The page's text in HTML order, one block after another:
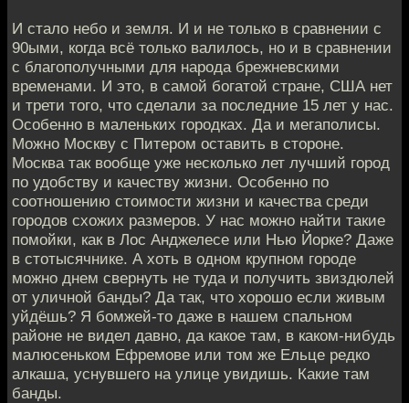
И стало небо и земля. И и не только в сравнении с
90ыми, когда всё только валилось, но и в сравнении
с благополучными для народа брежневскими
временами. И это, в самой богатой стране, США нет
и трети того, что сделали за последние 15 лет у нас.
Особенно в маленьких городках. Да и мегаполисы.
Можно Москву с Питером оставить в стороне.
Москва так вообще уже несколько лет лучший город
по удобству и качеству жизни. Особенно по
соотношению стоимости жизни и качества среди
городов схожих размеров. У нас можно найти такие
помойки, как в Лос Анджелесе или Нью Йорке? Даже
в стотысячнике. А хоть в одном крупном городе
можно днем свернуть не туда и получить звиздюлей
от уличной банды? Да так, что хорошо если живым
уйдёшь? Я бомжей-то даже в нашем спальном
районе не видел давно, да какое там, в каком-нибудь
малюсеньком Ефремове или том же Ельце редко
алкаша, уснувшего на улице увидишь. Какие там
банды.